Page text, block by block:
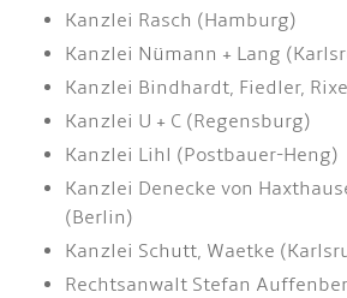
Kanzlei Rasch (Hamburg)
Kanzlei Nümann + Lang
Kanzlei Bindhardt, Fiedler,
Kanzlei U + C (Regensburg)
Kanzlei Lihl (Postbauer-Heng)
Kanzlei Denecke von
(Berlin)
Kanzlei Schutt, Waetke
Rechtsanwalt Stefan